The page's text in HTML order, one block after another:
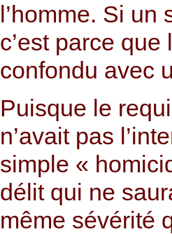
l’homme. Si
c’est parce que
confondu avec
Puisque le
n’avait pas
simple «
délit qui ne
même sévérité